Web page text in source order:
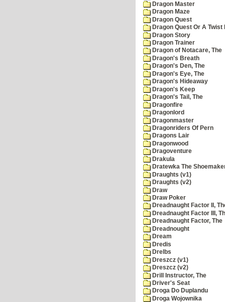
Dragon Master
Dragon Maze
Dragon Quest
Dragon Quest Or A Twist
Dragon Story
Dragon Trainer
Dragon of Notacare, The
Dragon's Breath
Dragon's Den, The
Dragon's Eye, The
Dragon's Hideaway
Dragon's Keep
Dragon's Tail, The
Dragonfire
Dragonlord
Dragonmaster
Dragonriders Of Pern
Dragons Lair
Dragonwood
Dragoventure
Drakula
Dratewka The
Draughts (v1)
Draughts (v2)
Draw
Draw Poker
Dreadnaught Factor II,
Dreadnaught Factor III,
Dreadnaught Factor, The
Dreadnought
Dream
Dredis
Drelbs
Dreszcz (v1)
Dreszcz (v2)
Drill Instructor, The
Driver's Seat
Droga Do Duplandu
Droga Wojownika